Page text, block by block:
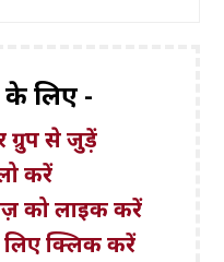
लिए -
ग्रुप से जुड़ें
करें
को लाइक करें
लिए क्लिक करें